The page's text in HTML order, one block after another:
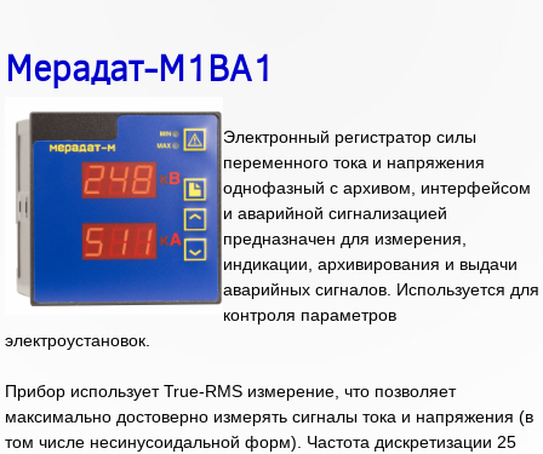
Мерадат-М1ВА1
Электронный регистратор силы
переменного тока и напряжения
однофазный с архивом, интерфейсом
и аварийной сигнализацией
предназначен для измерения,
индикации, архивирования и выдачи
аварийных сигналов. Используется для
контроля параметров
электроустановок.
Прибор использует True-RMS измерение, что позволяет
максимально достоверно измерять сигналы тока и напряжения (в
том числе несинусоидальной форм). Частота дискретизации 25